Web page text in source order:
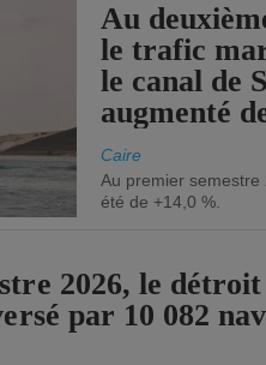
Au
le trafic
le canal de
augmenté
Caire
Au premier
été de +14,0 %.
2026, le
par 10 082